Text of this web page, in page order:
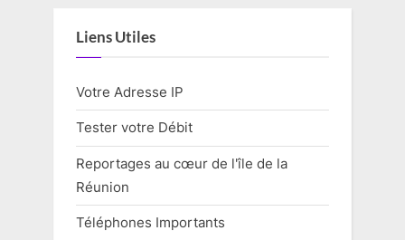
Liens Utiles
Votre Adresse IP
Tester votre Débit
Reportages au cœur de l'île de la
Réunion
Téléphones Importants